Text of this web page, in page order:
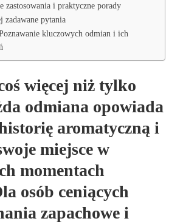
zastosowania i praktyczne porady
zadawane pytania
kluczowych odmian i ich
więcej niż tylko
odmiana opowiada
aromatyczną i
miejsce w
momentach
osób ceniących
zapachowe i